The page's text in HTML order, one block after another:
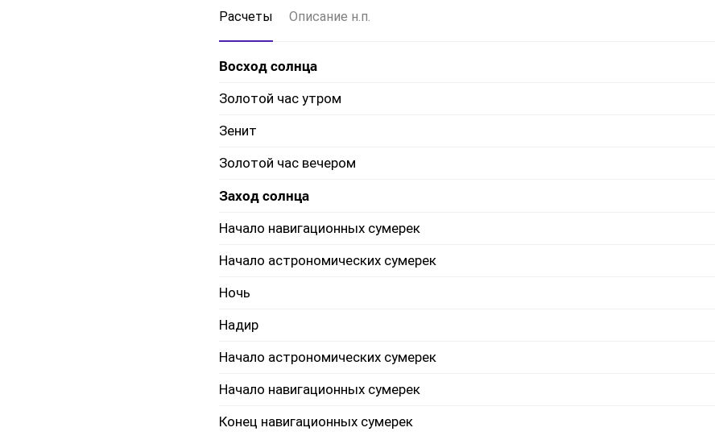
Расчеты Описание н.п.
Восход солнца
Золотой час утром
Зенит
Золотой час вечером
Заход солнца
Начало навигационных сумерек
Начало астрономических сумерек
Ночь
Надир
Начало астрономических сумерек
Начало навигационных сумерек
Конец навигационных сумерек